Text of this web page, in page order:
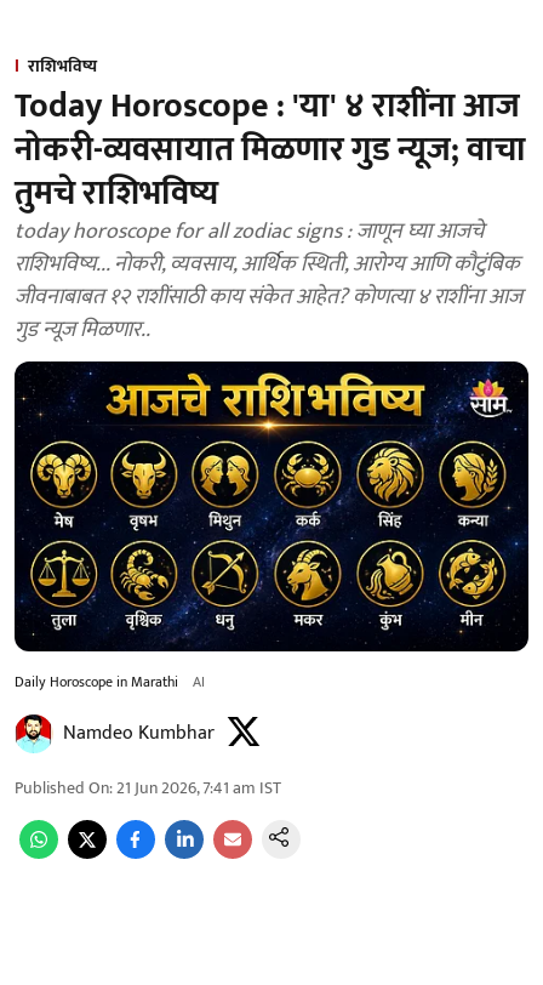
राशिभविष्य
Today Horoscope : 'या' ४ राशींना आज
नोकरी-व्यवसायात मिळणार गुड न्यूज; वाचा
तुमचे राशिभविष्य
today horoscope for all zodiac signs : जाणून घ्या आजचे
राशिभविष्य... नोकरी, व्यवसाय, आर्थिक स्थिती, आरोग्य आणि कौटुंबिक
जीवनाबाबत १२ राशींसाठी काय संकेत आहेत? कोणत्या ४ राशींना आज
गुड न्यूज मिळणार..
Daily Horoscope in Marathi AI
Namdeo Kumbhar
Published On:21 Jun 2026, 7:41 am IST